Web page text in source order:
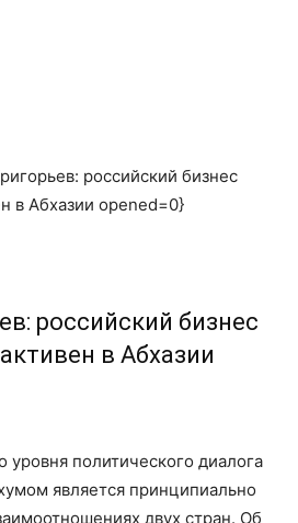
российский бизнес
в Абхазии opened=0}
российский бизнес
в Абхазии
уровня политического диалога
является принципиально
двух стран. Об